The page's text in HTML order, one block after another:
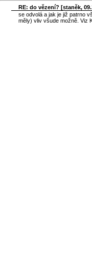
RE: do vězení? [staněk,
se odvolá a jak je již patrno
měly) vliv všude možně. Viz